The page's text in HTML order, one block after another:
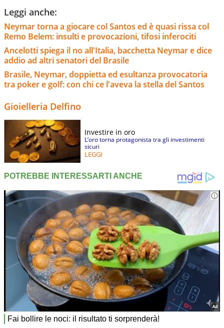
Leggi anche:
Neymar torna a giocare col Santos ed è quasi rissa col
Remo Belem: insulti e provocazioni, tifosi inferociti
Ancelotti spiega il no all'Italia, bacchetta Neymar e dice
addio ad altri senatori del Brasile
Brasile, Neymar, doppietta ed esultanza provocatoria
tra poker e golf: con chi ce l'aveva la stella del Santos
Gioielleria Delfino
Investire in oro
L’oro torna protagonista tra gli investimenti
sicuri
LEGGI